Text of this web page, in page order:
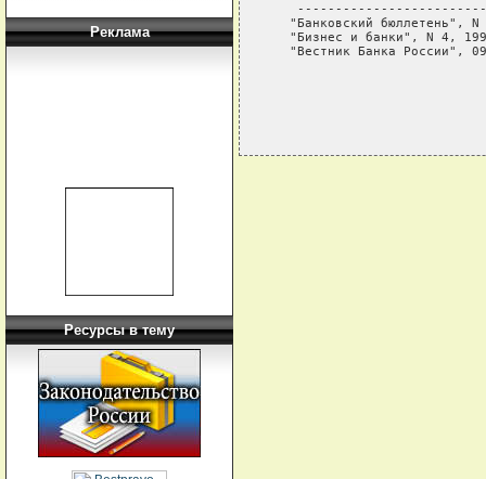
Реклама
Ресурсы в тему
"Банковский бюллетень", N
"Бизнес и банки", N 4,